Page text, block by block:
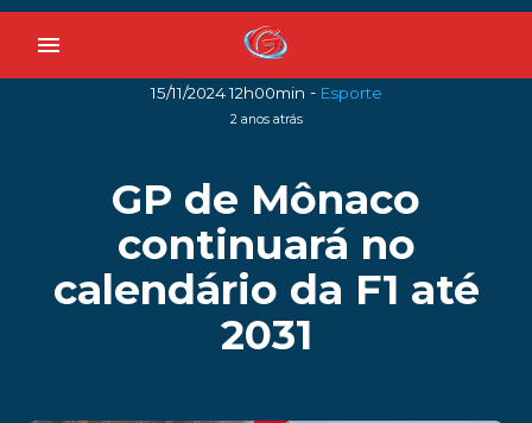
menu
15/11/2024 12h00min - Esporte
2 anos atrás
GP de Mônaco
continuará no
calendário da F1 até
2031